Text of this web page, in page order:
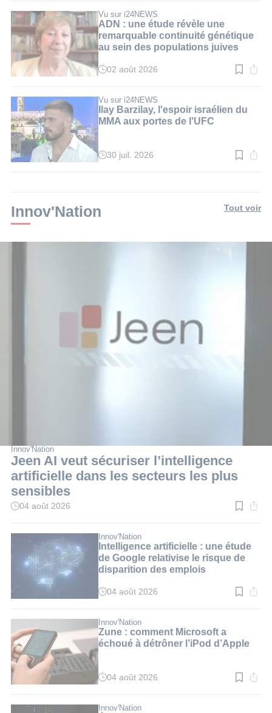
:
3
min.
Vu sur i24NEWS
ADN : une étude révèle une
remarquable continuité génétique
au sein des populations juives
Temps
:
3
min.
02 août 2026
Vu sur i24NEWS
Ilay Barzilay, l'espoir israélien du
MMA aux portes de l'UFC
Temps
30 juil. 2026
Innov'Nation Tout voir
Innov'Nation
Jeen AI veut sécuriser l’intelligence
artificielle dans les secteurs les plus
sensibles
Temps
:
04 août 2026
Innov'Nation
Intelligence artificielle : une étude
de Google relativise le risque de
disparition des emplois
Temps
:
3
min.
04 août 2026
Innov'Nation
Zune : comment Microsoft a
échoué à détrôner l’iPod d’Apple
Temps
:
04 août 2026
Innov'Nation